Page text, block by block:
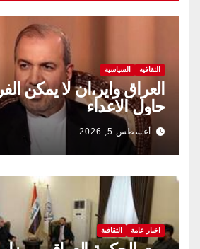
الثقافية السياسية
العراق واير،ان لا يمكن
حاول الاعداء
أغسطس 5, 2026
اخبار عامة الثقافية